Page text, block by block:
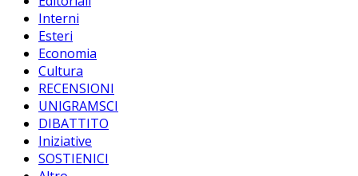
Interni
Esteri
Economia
Cultura
RECENSIONI
UNIGRAMSCI
DIBATTITO
Iniziative
SOSTIENICI